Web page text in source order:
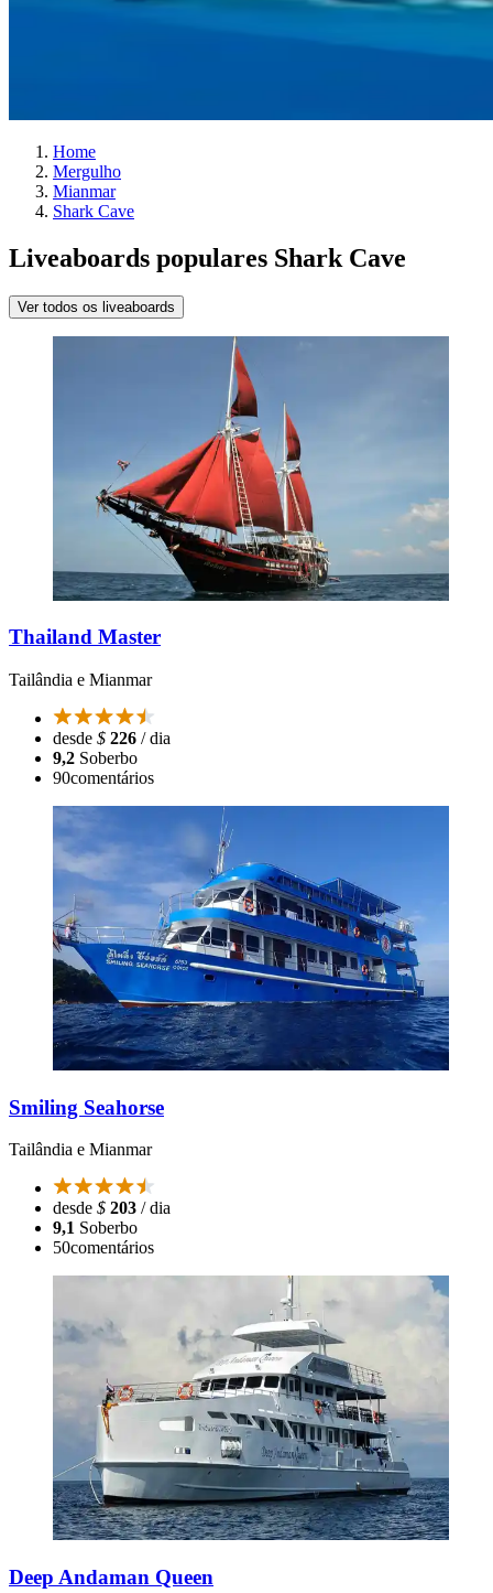
Home
Mergulho
Mianmar
Shark Cave
Liveaboards populares Shark Cave
Ver todos os liveaboards
Thailand Master
Tailândia e Mianmar
desde $ 226 / dia
9,2 Soberbo
90comentários
Smiling Seahorse
Tailândia e Mianmar
desde $ 203 / dia
9,1 Soberbo
50comentários
Deep Andaman Queen